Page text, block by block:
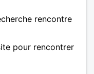
rencontre
pour rencontrer